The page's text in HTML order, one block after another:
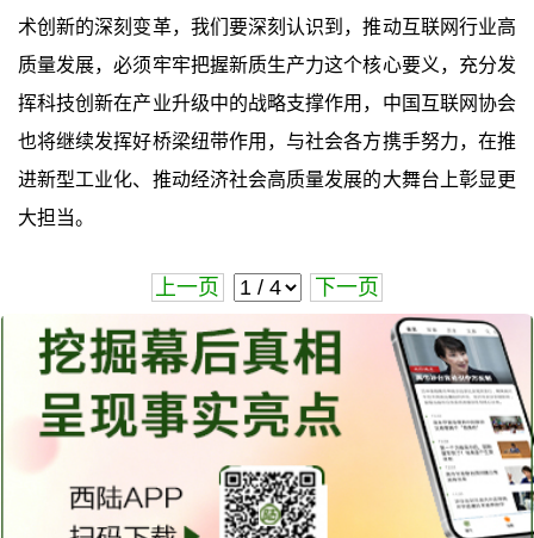
术创新的深刻变革，我们要深刻认识到，推动互联网行业高
质量发展，必须牢牢把握新质生产力这个核心要义，充分发
挥科技创新在产业升级中的战略支撑作用，中国互联网协会
也将继续发挥好桥梁纽带作用，与社会各方携手努力，在推
进新型工业化、推动经济社会高质量发展的大舞台上彰显更
大担当。
上一页 下一页